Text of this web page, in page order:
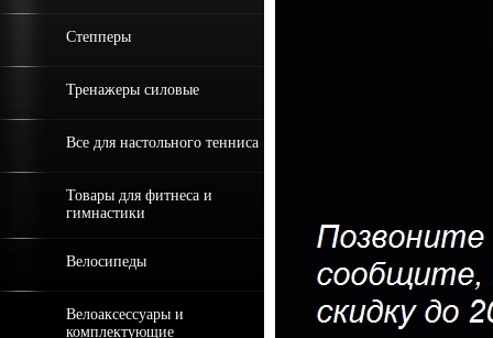
Степперы
Тренажеры силовые
Все для настольного тенниса
Товары для фитнеса и
гимнастики
Велосипеды
Велоаксессуары и
комплектующие